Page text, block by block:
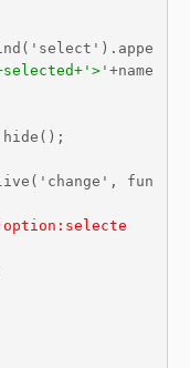
'+name